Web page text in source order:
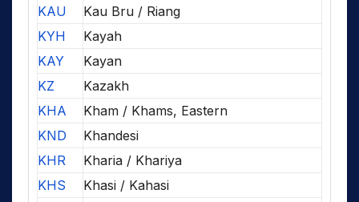
KAU
Kau Bru / Riang
KYH
Kayah
KAY
Kayan
KZ
Kazakh
KHA
Kham / Khams, Eastern
KND
Khandesi
KHR
Kharia / Khariya
KHS
Khasi / Kahasi